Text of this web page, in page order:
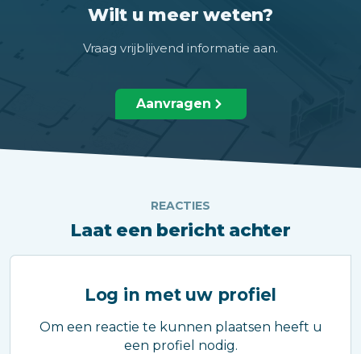
Wilt u meer weten?
Vraag vrijblijvend informatie aan.
Aanvragen
REACTIES
Laat een bericht achter
Log in met uw profiel
Om een reactie te kunnen plaatsen heeft u
een profiel nodig.